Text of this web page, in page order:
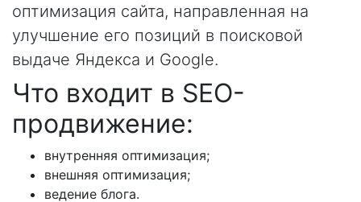
оптимизация сайта, направленная на
улучшение его позиций в поисковой
выдаче Яндекса и Google.
Что входит в SEO-
продвижение:
внутренняя оптимизация;
внешняя оптимизация;
ведение блога.